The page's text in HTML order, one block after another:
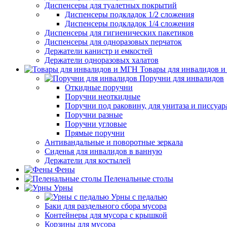
Диспенсеры для туалетных покрытий
Диспенсеры подкладок 1/2 сложения
Диспенсеры подкладок 1/4 сложения
Диспенсеры для гигиенических пакетиков
Диспенсеры для одноразовых перчаток
Держатели канистр и емкостей
Держатели одноразовых халатов
Товары для инвалидов
Поручни для инвалидов
Откидные поручни
Поручни неоткидные
Поручни под раковину, для унитаза и
Поручни разные
Поручни угловые
Прямые поручни
Антивандальные и поворотные зеркала
Сиденья для инвалидов в ванную
Держатели для костылей
Фены
Пеленальные столы
Урны
Урны с педалью
Баки для раздельного сбора мусора
Контейнеры для мусора с крышкой
Корзины для мусора